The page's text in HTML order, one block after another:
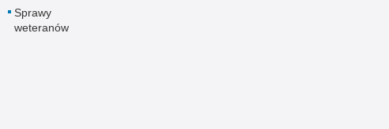
Nietrzeźwi opiekunowie
Sprawy
weteranów